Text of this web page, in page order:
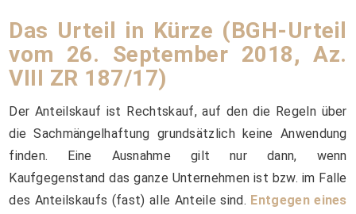
Das Urteil in Kürze (BGH-Urteil
vom 26. September 2018, Az.
VIII ZR 187/17)
Der Anteilskauf ist Rechtskauf, auf den die Regeln über
die Sachmängelhaftung grundsätzlich keine Anwendung
finden. Eine Ausnahme gilt nur dann, wenn
Kaufgegenstand das ganze Unternehmen ist bzw. im Falle
des Anteilskaufs (fast) alle Anteile sind. Entgegen eines